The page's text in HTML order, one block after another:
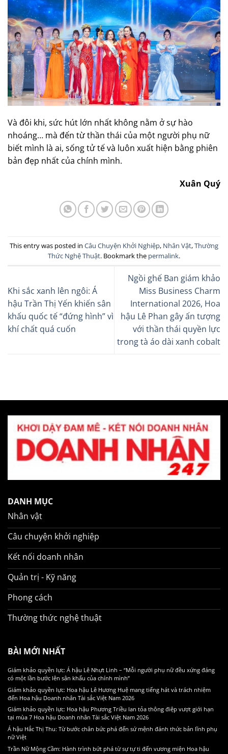
Và đôi khi, sức hút lớn nhất không nằm ở sự hào
nhoáng… mà đến từ thần thái của một người phụ nữ
biết mình là ai, sống tử tế và luôn xuất hiện bằng phiên
bản đẹp nhất của chính mình.
Xuân Quý
This entry was posted in Câu Chuyện Khởi Nghiệp, Nhân Vật,Thường
Thức Nghệ Thuật. Bookmark the permalink.
Khi sắc xanh lên ngôi: Á
hậu Trần Thị Yến khiến sân
khấu quốc tế “đứng hình” vì
khí chất quá cuốn
Ngồi ghế Ban giám khảo
Miss Business Charm
International 2026, Hoa
hậu Lê Phan gây ấn tượng
với thần thái quyền lực
trong tà áo dài xanh cobalt
DANH MỤC
Nhân vật
Câu chuyện khởi nghiệp
Kết nối doanh nhân
Quản trị - Kỹ năng
Phong cách
Thường thức nghệ thuật
BÀI MỚI NHẤT
Giám khảo quyền lực: Á hậu Lê Nhựt Linh – “Mỗi người phụ nữ đều xứng đáng
có một lần bước lên sân khấu của chính mình”
Giám khảo quyền lực: Hoa hậu Lê Hương Huệ mang tiếng hát và trách nhiệm
đến Hoa hậu Doanh nhân Tài sắc Việt Nam 2026
Giám khảo quyền lực: Hoa hậu Phương Triều lan tỏa thông điệp vượt giới hạn
tại mùa 7 Hoa hậu Doanh nhân Tài sắc Việt Nam 2026
Á hậu Hắc Thị Thu: Từ bước chân bức phá đến sứ mệnh đánh thức bản lĩnh phụ
nữ Việt
Trần Nữ Mộng Cầm: Hành trình bứt phá từ sự tự ti đến vương miện Hoa hậu